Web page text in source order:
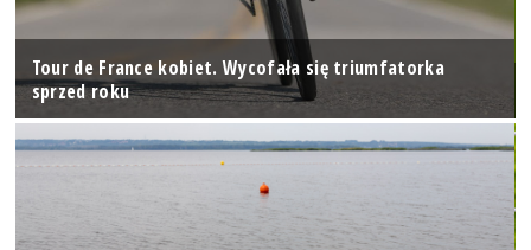
Tour de France kobiet. Wycofała się triumfatorka
sprzed roku